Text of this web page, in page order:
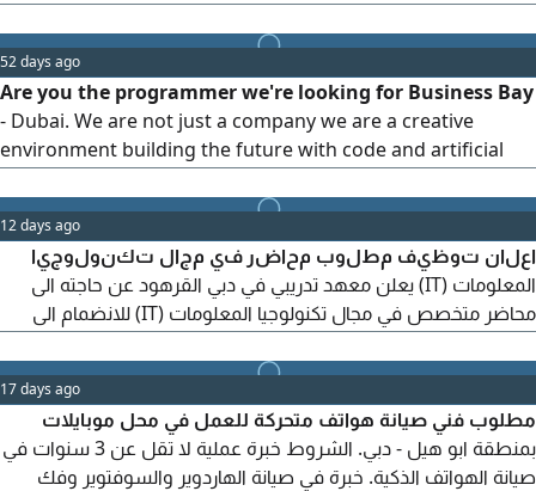
The best required Developing and maintaining Smart
applications on the Apple Store, Google Play, and the web
52 days ago
Are you the programmer we're looking for Business Bay
- Dubai. We are not just a company we are a creative
environment building the future with code and artificial
proficient in n8n Process automation and system
integration - Next. js Building advanced web applications -
PostgreSQL Professional database management - AI Tools
& Agents Working
12 days ago
اعلان توظيف مطلوب محاضر في مجال تكنولوجيا
المعلومات (IT) يعلن معهد تدريبي في دبي القرهود عن حاجته الى
محاضر متخصص في مجال تكنولوجيا المعلومات (IT) للانضمام الى
قدرة على تقديم المحتوى التدريبي بأسلوب احترافي وتفاعلي. مهارات
ممتازة في التواصل وإدارة المجموعات التدريبية. معرفة ب أساسيات
تقنية المعلومات (IT Fundamentals) الشبكات (Networking)
17 days ago
مطلوب فني صيانة هواتف متحركة للعمل في محل موبايلات
بمنطقة ابو هيل - دبي. الشروط خبرة عملية لا تقل عن 3 سنوات في
صيانة الهواتف الذكية. خبرة في صيانة الهاردوير والسوفتوير وفك